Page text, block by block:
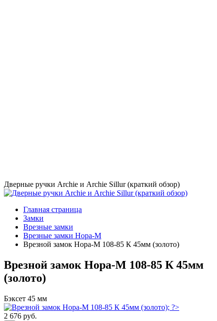
Дверные ручки Archie и Archie Sillur (краткий обзор)
Главная страница
Замки
Врезные замки
Врезные замки Нора-М
Врезной замок Нора-М 108-85 К 45мм (золото)
Врезной замок Нора-М 108-85 К 45мм
(золото)
Бэксет 45 мм
2 676 руб.